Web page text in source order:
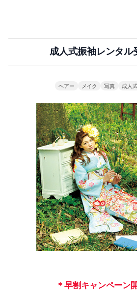
成人式振袖レンタル
ヘアー メイク 写真 成人
＊早割キャンペーン